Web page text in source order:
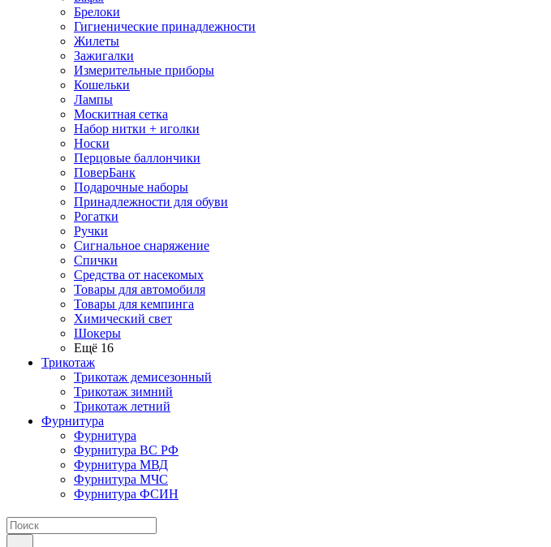
Брелоки
Гигиенические принадлежности
Жилеты
Зажигалки
Измерительные приборы
Кошельки
Лампы
Москитная сетка
Набор нитки + иголки
Носки
Перцовые баллончики
ПоверБанк
Подарочные наборы
Принадлежности для обуви
Рогатки
Ручки
Сигнальное снаряжение
Спички
Средства от насекомых
Товары для автомобиля
Товары для кемпинга
Химический свет
Шокеры
Ещё 16
Трикотаж
Трикотаж демисезонный
Трикотаж зимний
Трикотаж летний
Фурнитура
Фурнитура
Фурнитура ВС РФ
Фурнитура МВД
Фурнитура МЧС
Фурнитура ФСИН